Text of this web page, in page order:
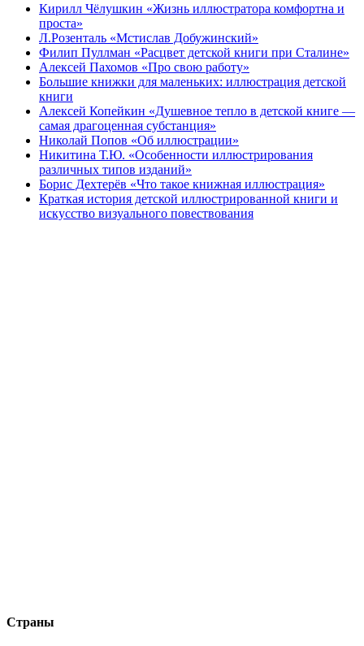
Кирилл Чёлушкин «Жизнь иллюстратора комфортна и
проста»
Л.Розенталь «Мстислав Добужинский»
Филип Пуллман «Расцвет детской книги при Сталине»
Алексей Пахомов «Про свою работу»
Большие книжки для маленьких: иллюстрация детской
книги
Алексей Копейкин «Душевное тепло в детской книге —
самая драгоценная субстанция»
Николай Попов «Об иллюстрации»
Никитина Т.Ю. «Особенности иллюстрирования
различных типов изданий»
Борис Дехтерёв «Что такое книжная иллюстрация»
Краткая история детской иллюстрированной книги и
искусство визуального повествования
Страны